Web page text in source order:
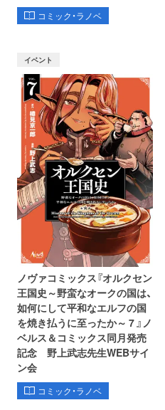
コミック・ラノベ
イベント
ノヴァコミックス『オルクセン
王国史～野蛮なオークの国は、
如何にして平和なエルフの国
を焼き払うに至ったか～ 7 』ノ
ベルス＆コミックス同月発売
記念 野上武志先生WEBサイ
ン会
コミック・ラノベ